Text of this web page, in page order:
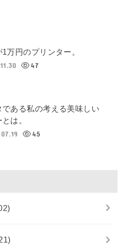
万円のプリンター。
47
である私の考える美味しい
は。
45